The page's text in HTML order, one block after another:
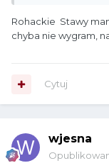
Rohackie Stawy
chyba nie wygram,
Cytuj
wjesna